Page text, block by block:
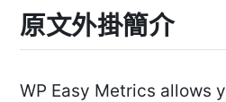
原文外掛簡介
WP Easy Metrics allows